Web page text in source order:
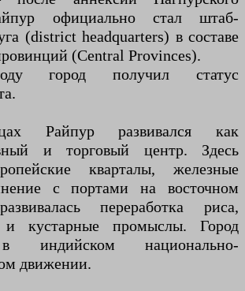
официально стал штаб-
(district headquarters) в составе
(Central Provinces).
город получил статус
Райпур развивался как
и торговый центр. Здесь
кварталы, железные
с портами на восточном
переработка риса,
и кустарные промыслы. Город
в индийском национально-
движении.